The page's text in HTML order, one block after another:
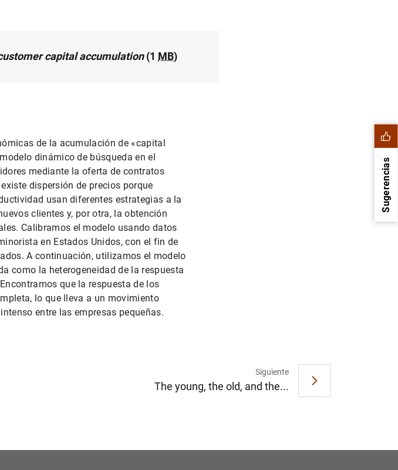
capital accumulation(1 MB)
de la acumulación de «capital
dinámico de búsqueda en el
mediante la oferta de contratos
dispersión de precios porque
usan diferentes estrategias a la
clientes y, por otra, la obtención
Calibramos el modelo usando datos
en Estados Unidos, con el fin de
A continuación, utilizamos el modelo
como la heterogeneidad de la respuesta
que la respuesta de los
lo que lleva a un movimiento
entre las empresas pequeñas.
Siguiente
The young, the old, and the...
Sugerencias